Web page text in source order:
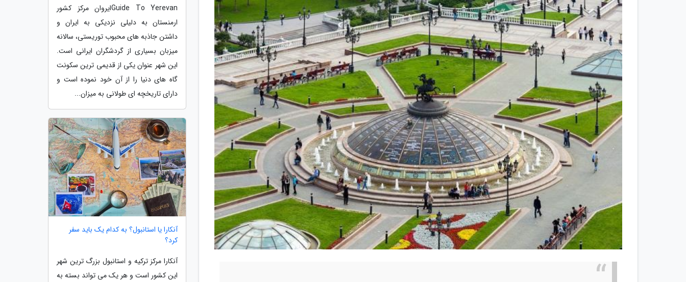
Guide To Yerevanایروان مرکز کشور
ارمنستان به دلیلی نزدیکی به ایران و
داشتن جاذبه های محبوب توریستی، سالانه
میزبان بسیاری از گردشگران ایرانی است.
این شهر عنوان یکی از قدیمی ترین سکونت
گاه های دنیا را از آن خود نموده است و
دارای تاریخچه ای طولانی به میزان...
آنکارا یا استانبول؟ به کدام یک باید سفر
کرد؟
آنکارا مرکز ترکیه و استانبول بزرگ ترین شهر
این کشور است و هر یک می تواند بسته به